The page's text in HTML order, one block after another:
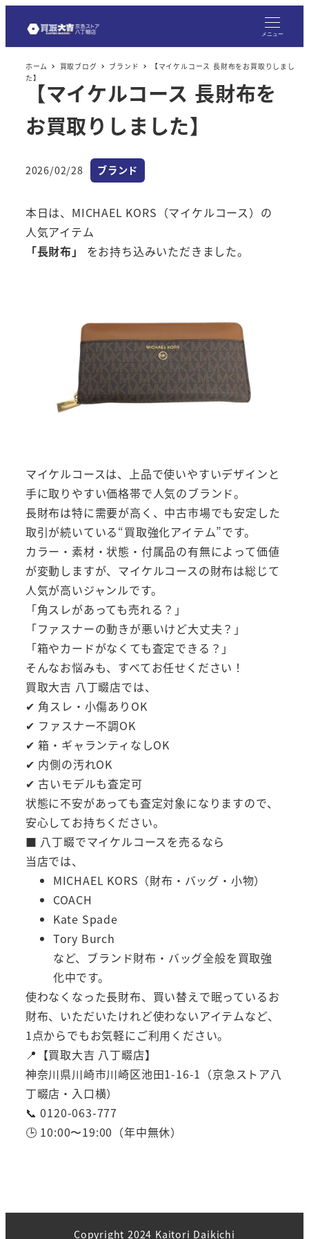
メニュー
ホーム 買取ブログ ブランド
【マイケルコース 長財布をお買取りしまし
た】
【マイケルコース 長財布を
お買取りしました】
投稿日
2026/02/28 カテゴリー
ブランド
本日は、MICHAEL KORS（マイケルコース）の
人気アイテム
「長財布」
をお持ち込みいただきました。
マイケルコースは、上品で使いやすいデザインと
手に取りやすい価格帯で人気のブランド。
長財布は特に需要が高く、中古市場でも安定した
取引が続いている“買取強化アイテム”です。
カラー・素材・状態・付属品の有無によって価値
が変動しますが、マイケルコースの財布は総じて
人気が高いジャンルです。
「角スレがあっても売れる？」
「ファスナーの動きが悪いけど大丈夫？」
「箱やカードがなくても査定できる？」
そんなお悩みも、すべてお任せください！
買取大吉 八丁畷店では、
✔ 角スレ・小傷ありOK
✔ ファスナー不調OK
✔ 箱・ギャランティなしOK
✔ 内側の汚れOK
✔ 古いモデルも査定可
状態に不安があっても査定対象になりますので、
安心してお持ちください。
■ 八丁畷でマイケルコースを売るなら
当店では、
MICHAEL KORS（財布・バッグ・小物）
COACH
Kate Spade
Tory Burch
など、ブランド財布・バッグ全般を買取強
化中です。
使わなくなった長財布、買い替えで眠っているお
財布、いただいたけれど使わないアイテムなど、
1点からでもお気軽にご利用ください。
📍【買取大吉 八丁畷店】
神奈川県川崎市川崎区池田1-16-1（京急ストア八
丁畷店・入口横）
📞 0120-063-777
🕒 10:00〜19:00（年中無休）
Copyright 2024 Kaitori Daikichi